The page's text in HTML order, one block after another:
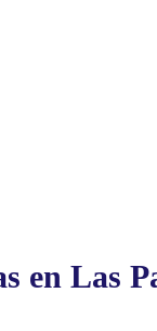
en Las